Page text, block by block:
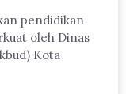
pendidikan
oleh Dinas
Kota